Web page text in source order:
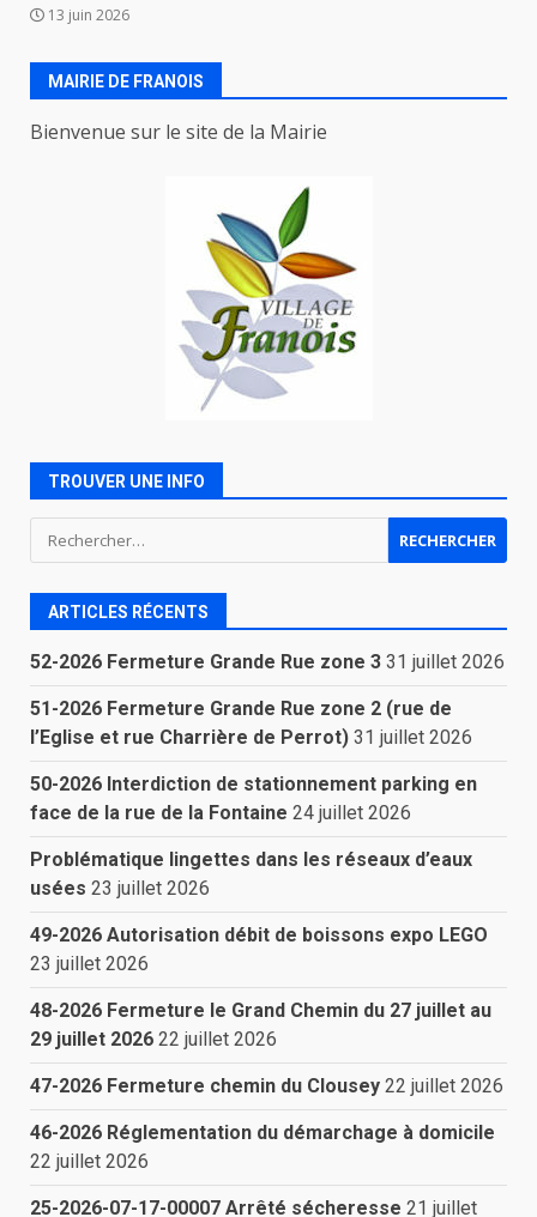
13 juin 2026
MAIRIE DE FRANOIS
Bienvenue sur le site de la Mairie
TROUVER UNE INFO
Rechercher :
ARTICLES RÉCENTS
52-2026 Fermeture Grande Rue zone 3 31 juillet 2026
51-2026 Fermeture Grande Rue zone 2 (rue de
l’Eglise et rue Charrière de Perrot) 31 juillet 2026
50-2026 Interdiction de stationnement parking en
face de la rue de la Fontaine 24 juillet 2026
Problématique lingettes dans les réseaux d’eaux
usées 23 juillet 2026
49-2026 Autorisation débit de boissons expo LEGO
23 juillet 2026
48-2026 Fermeture le Grand Chemin du 27 juillet au
29 juillet 2026 22 juillet 2026
47-2026 Fermeture chemin du Clousey 22 juillet 2026
46-2026 Réglementation du démarchage à domicile
22 juillet 2026
25-2026-07-17-00007 Arrêté sécheresse 21 juillet